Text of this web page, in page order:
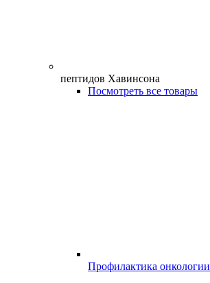
пептидов Хавинсона
Посмотреть все товары
Профилактика онкологии